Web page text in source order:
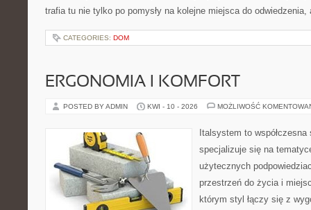
trafia tu nie tylko po pomysły na kolejne miejsca do
CATEGORIES: DOM
ERGONOMIA I KOMFORT
POSTED BY ADMIN KWI - 10 - 2026 MOŻLIWOŚĆ
Italsystem to
specjalizuje się na
użytecznych
przestrzeń do życia i
którym styl łączy się z